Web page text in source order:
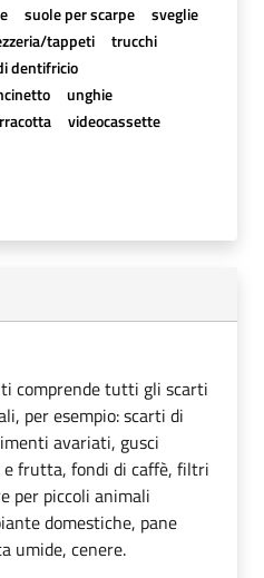
suole per scarpe
sveglie
tappeti
trucchi
dentifricio
unghie
videocassette
comprende tutti gli scarti
per esempio: scarti di
avariati, gusci
frutta, fondi di caffè, filtri
per piccoli animali
domestiche, pane
umide, cenere.